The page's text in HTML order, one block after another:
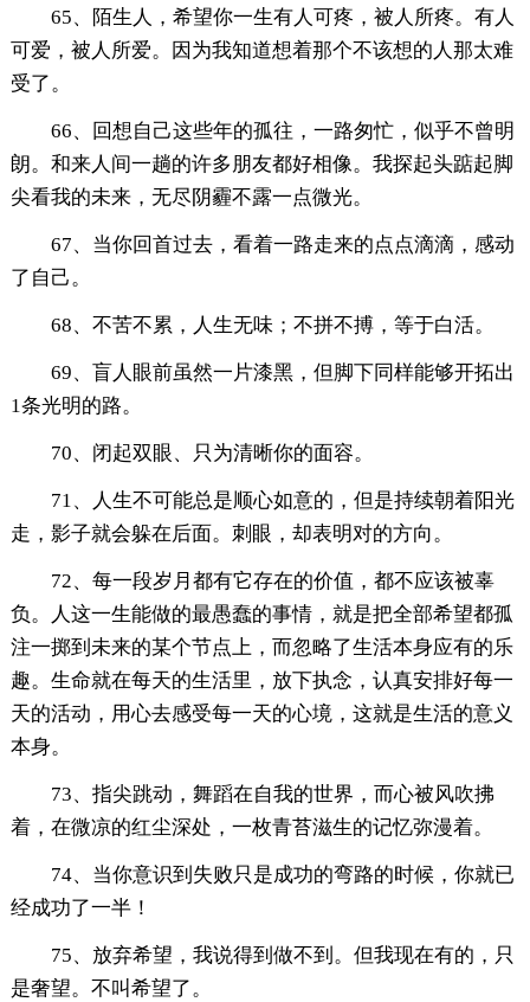
65、陌生人，希望你一生有人可疼，被人所疼。有人
可爱，被人所爱。因为我知道想着那个不该想的人那太难
受了。
66、回想自己这些年的孤往，一路匆忙，似乎不曾明
朗。和来人间一趟的许多朋友都好相像。我探起头踮起脚
尖看我的未来，无尽阴霾不露一点微光。
67、当你回首过去，看着一路走来的点点滴滴，感动
了自己。
68、不苦不累，人生无味；不拼不搏，等于白活。
69、盲人眼前虽然一片漆黑，但脚下同样能够开拓出
1条光明的路。
70、闭起双眼、只为清晰你的面容。
71、人生不可能总是顺心如意的，但是持续朝着阳光
走，影子就会躲在后面。刺眼，却表明对的方向。
72、每一段岁月都有它存在的价值，都不应该被辜
负。人这一生能做的最愚蠢的事情，就是把全部希望都孤
注一掷到未来的某个节点上，而忽略了生活本身应有的乐
趣。生命就在每天的生活里，放下执念，认真安排好每一
天的活动，用心去感受每一天的心境，这就是生活的意义
本身。
73、指尖跳动，舞蹈在自我的世界，而心被风吹拂
着，在微凉的红尘深处，一枚青苔滋生的记忆弥漫着。
74、当你意识到失败只是成功的弯路的时候，你就已
经成功了一半！
75、放弃希望，我说得到做不到。但我现在有的，只
是奢望。不叫希望了。